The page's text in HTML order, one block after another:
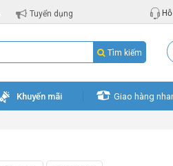
Tuyển dụng Hỗ
Tìm kiếm
Khuyến mãi Giao hàng